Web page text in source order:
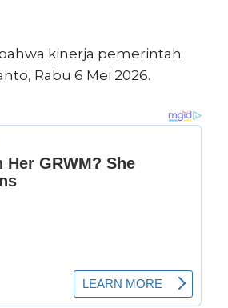
kinerja pemerintah
Rabu 6 Mei 2026.